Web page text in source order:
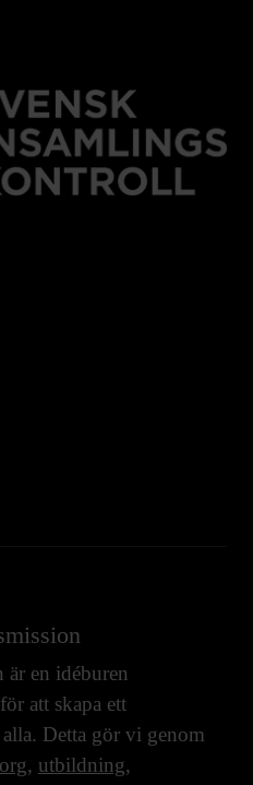
är en idéburen
att skapa ett
Detta gör vi genom
, utbildning,